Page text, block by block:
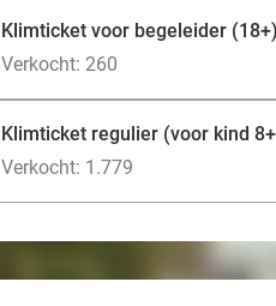
Klimticket voor begeleider
Verkocht: 260
Klimticket regulier (voor kind
Verkocht: 1.779